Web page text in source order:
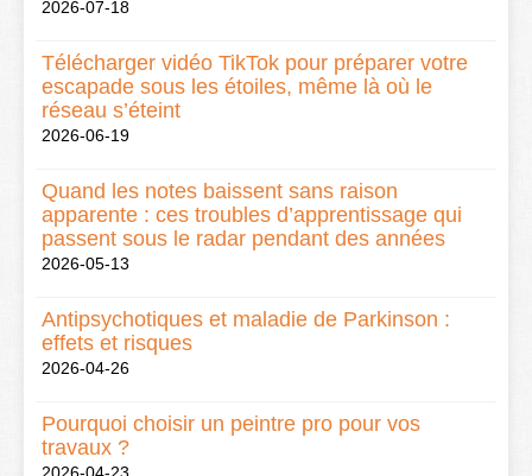
2026-07-18
Télécharger vidéo TikTok pour préparer votre
escapade sous les étoiles, même là où le
réseau s’éteint
2026-06-19
Quand les notes baissent sans raison
apparente : ces troubles d’apprentissage qui
passent sous le radar pendant des années
2026-05-13
Antipsychotiques et maladie de Parkinson :
effets et risques
2026-04-26
Pourquoi choisir un peintre pro pour vos
travaux ?